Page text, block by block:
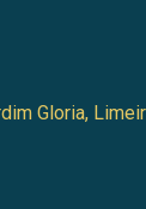
Gloria,